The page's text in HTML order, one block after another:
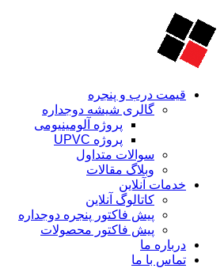
قیمت درب و پنجره
گالری شیشه دوجداره
پروژه آلومینیومی
پروژه UPVC
سوالات متداول
وبلاگ مقالات
خدمات آنلاین
کاتالوگ آنلاین
پیش فاکتور پنجره دوجداره
پیش فاکتور محصولات
درباره ما
تماس با ما